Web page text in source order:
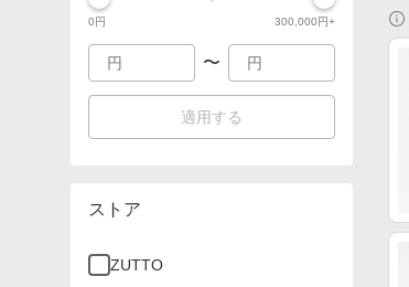
0円 300,000円+
〜
適用する
ストア
ZUTTO